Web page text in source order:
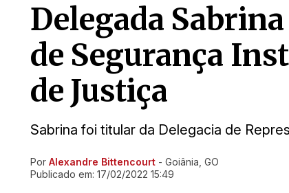
Delegada
de Segurança
de Justiça
Sabrina foi titular da Delegacia de
Ir direto pra matéria
Por Alexandre Bittencourt - Goiânia, GO
Publicado em: 17/02/2022 15:49